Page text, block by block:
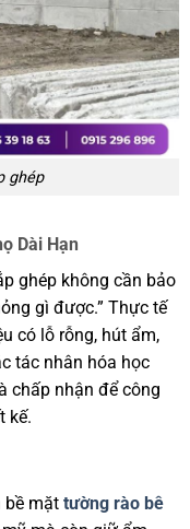
ghép
Dài Hạn
ghép không cần bảo
gì được.” Thực tế
có lỗ rỗng, hút ẩm,
tác nhân hóa học
chấp nhận để công
kế.
bề mặttường rào bê